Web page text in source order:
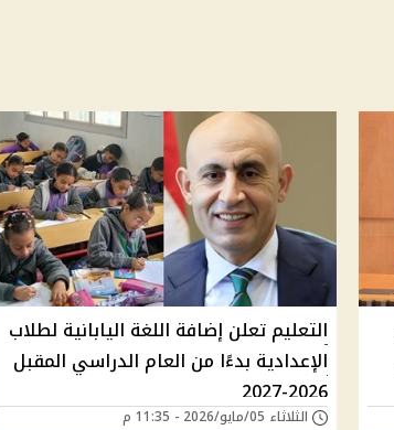
التعليم تعلن إضافة اللغة اليابانية لطلاب
الإعدادية بدءًا من العام الدراسي المقبل
2026-2027
الثلاثاء 05/مايو/2026 - 11:35 م